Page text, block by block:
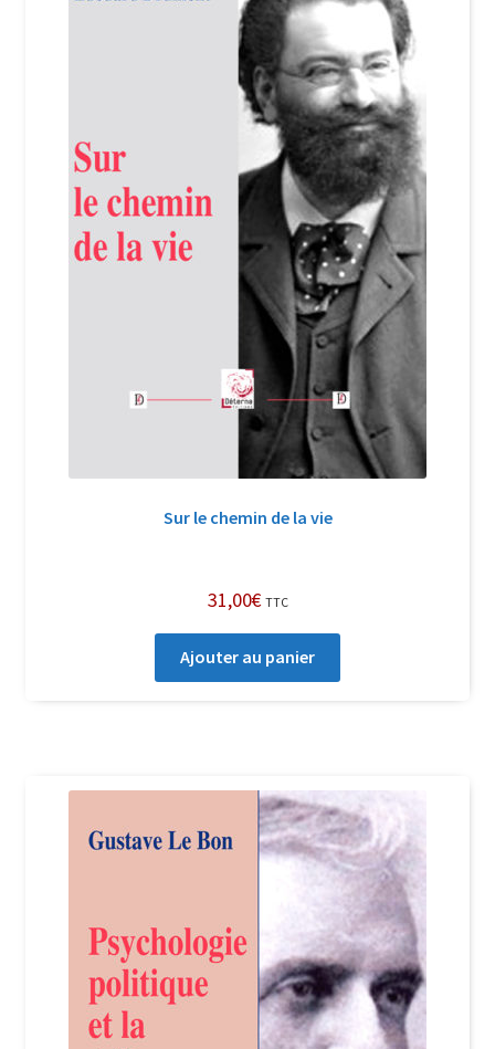
Sur le chemin de la vie
31,00€ TTC
Ajouter au panier